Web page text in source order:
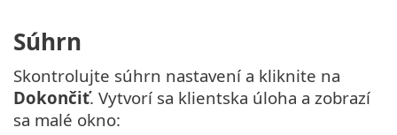
Súhrn
Skontrolujte súhrn nastavení a kliknite na
Dokončiť. Vytvorí sa klientska úloha a zobrazí
sa malé okno: